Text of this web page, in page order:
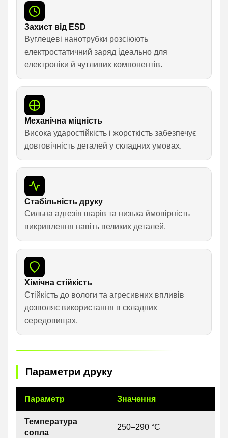
Захист від ESD
Вуглецеві нанотрубки розсіюють
електростатичний заряд ідеально для
електроніки й чутливих компонентів.
Механічна міцність
Висока ударостійкість і жорсткість забезпечує
довговічність деталей у складних умовах.
Стабільність друку
Сильна адгезія шарів та низька ймовірність
викривлення навіть великих деталей.
Хімічна стійкість
Стійкість до вологи та агресивних впливів
дозволяє використання в складних
середовищах.
Параметри друку
Параметр Значення
Температура
сопла
250–290 °C